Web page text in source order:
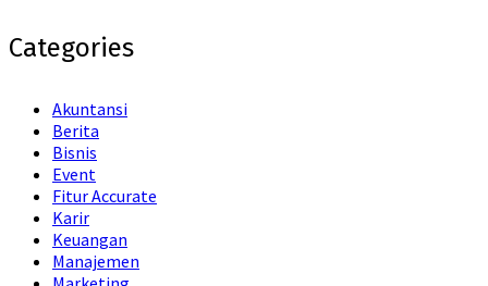
Categories
Akuntansi
Berita
Bisnis
Event
Fitur Accurate
Karir
Keuangan
Manajemen